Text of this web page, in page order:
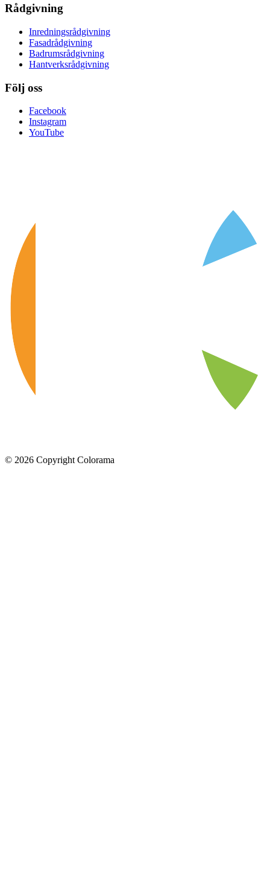
Rådgivning
Inredningsrådgivning
Fasadrådgivning
Badrumsrådgivning
Hantverksrådgivning
Följ oss
Facebook
Instagram
YouTube
© 2026 Copyright Colorama